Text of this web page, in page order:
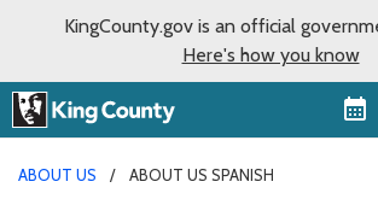
KingCounty.gov is an official
Here's how you know
ABOUT US ABOUT US SPANISH